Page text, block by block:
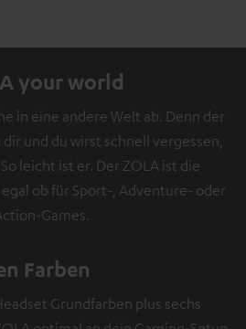
your world
in eine andere Welt ab. Denn der
und du wirst schnell vergessen,
leicht ist er. Der ZOLA ist die
ob für Sport-, Adventure- oder
Games.
Farben
Grundfarben plus sechs